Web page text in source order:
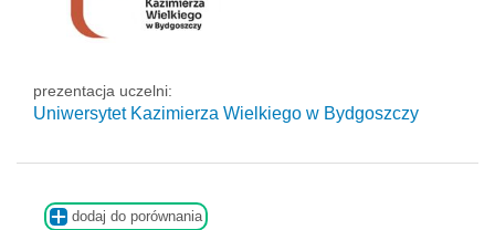
prezentacja uczelni:
Uniwersytet Kazimierza Wielkiego w Bydgoszczy
dodaj do porównania